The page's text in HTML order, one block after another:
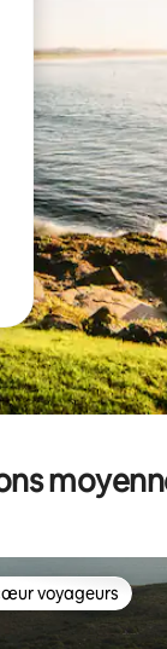
voyageurs les
voyageurs